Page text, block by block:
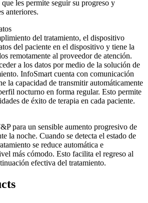
les permite seguir su progreso y
anteriores.
del tratamiento, el dispositivo
del paciente en el dispositivo y tiene la
remotamente al proveedor de atención.
a los datos por medio de la solución de
InfoSmart cuenta con comunicación
la capacidad de transmitir automáticamente
nocturno en forma regular. Esto permite
de éxito de terapia en cada paciente.
para un sensible aumento progresivo de
la noche. Cuando se detecta el estado de
se reduce automática e
más cómodo. Esto facilita el regreso al
efectiva del tratamiento.